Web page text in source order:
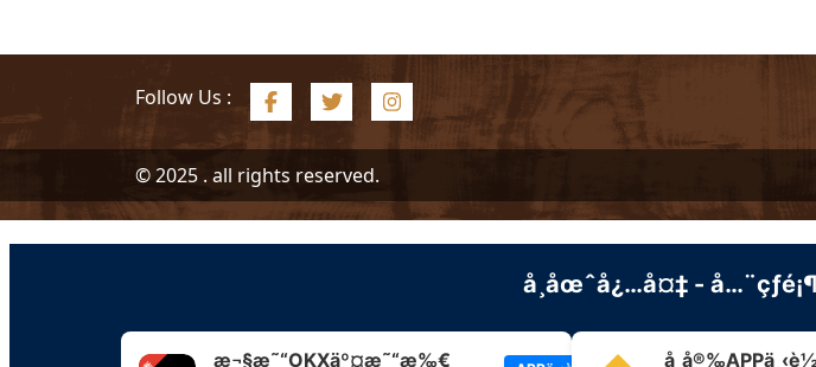
Follow Us :
© 2025 . all rights reserved.